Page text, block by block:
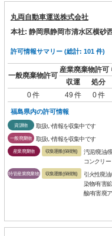
丸両自動車運送株式会社
本社: 静岡県静岡市清水区横砂
許可情報サマリー (総計: 101 件)
一般廃棄物許可
産業廃棄物許可
収運
処分
0 件
49 件 0 件
福島県内の許可情報
資源物 取扱い情報を収集中です
一般廃棄物 取扱い情報を収集中です
産業廃棄物 収集運搬(保積無)
汚泥/廃油/
コンクリ
特管産業廃棄物 収集運搬(保積無)
引火性廃
染物/有害
酸/有害廃